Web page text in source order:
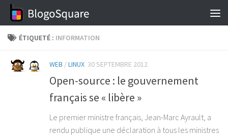
Skip to content
ÉTIQUETÉ : INFORMATION
WEB /LINUX 30 SEPTEMBRE 2012
Open-source : le gouvernement
français se « libère »
Le premier ministre français, Jean-Marc Ayrault, a
rendu publique une déclaration à tous les ministres